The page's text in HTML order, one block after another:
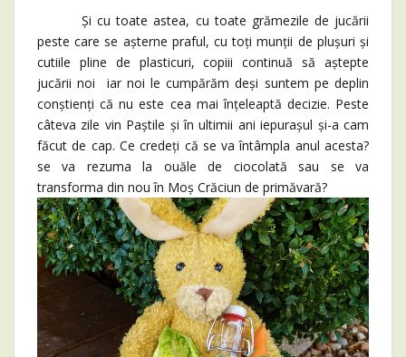
Și cu toate astea, cu toate grămezile de jucării
peste care se așterne praful, cu toți munții de plușuri și
cutiile pline de plasticuri, copiii continuă să aștepte
jucării noi iar noi le cumpărăm deși suntem pe deplin
conștienți că nu este cea mai înțeleaptă decizie. Peste
câteva zile vin Paștile și în ultimii ani iepurașul și-a cam
făcut de cap. Ce credeți că se va întâmpla anul acesta?
se va rezuma la ouăle de ciocolată sau se va
transforma din nou în Moș Crăciun de primăvară?